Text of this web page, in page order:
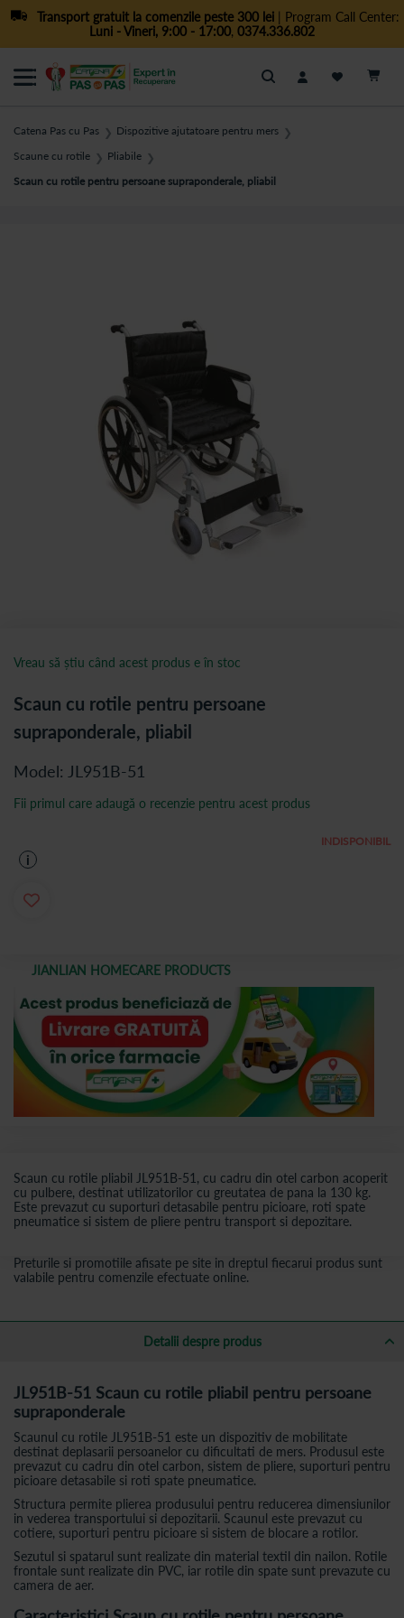
Transport gratuit la comenzile peste 300 lei| Program Call Center:
Luni - Vineri, 9:00 - 17:00, 0374.336.802
Cautare
Catena Pas cu Pas ❯ Dispozitive ajutatoare pentru mers ❯
Scaune cu rotile ❯ Pliabile ❯
Scaun cu rotile pentru persoane supraponderale, pliabil
JIANLIAN HOMECARE PRODUCTS
Scaun cu rotile pliabil JL951B-51, cu cadru din otel carbon acoperit
cu pulbere, destinat utilizatorilor cu greutatea de pana la 130 kg.
Este prevazut cu suporturi detasabile pentru picioare, roti spate
pneumatice si sistem de pliere pentru transport si depozitare.
Scaun cu rotile pentru persoane
supraponderale, pliabil
Model: JL951B-51
INDISPONIBIL
Fii primul care adaugă o recenzie pentru acest produs
i
Vreau să știu când acest produs e în stoc
Preturile si promotiile afisate pe site in dreptul fiecarui produs sunt
valabile pentru comenzile efectuate online.
Detalii despre produs
JL951B-51 Scaun cu rotile pliabil pentru persoane
supraponderale
Scaunul cu rotile JL951B-51 este un dispozitiv de mobilitate
destinat deplasarii persoanelor cu dificultati de mers. Produsul este
prevazut cu cadru din otel carbon, sistem de pliere, suporturi pentru
picioare detasabile si roti spate pneumatice.
Structura permite plierea produsului pentru reducerea dimensiunilor
in vederea transportului si depozitarii. Scaunul este prevazut cu
cotiere, suporturi pentru picioare si sistem de blocare a rotilor.
Sezutul si spatarul sunt realizate din material textil din nailon. Rotile
frontale sunt realizate din PVC, iar rotile din spate sunt prevazute cu
camera de aer.